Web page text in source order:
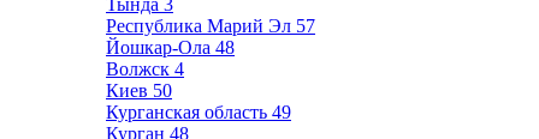
Тында 3
Республика Марий Эл 57
Йошкар-Ола 48
Волжск 4
Киев 50
Курганская область 49
Курган 48